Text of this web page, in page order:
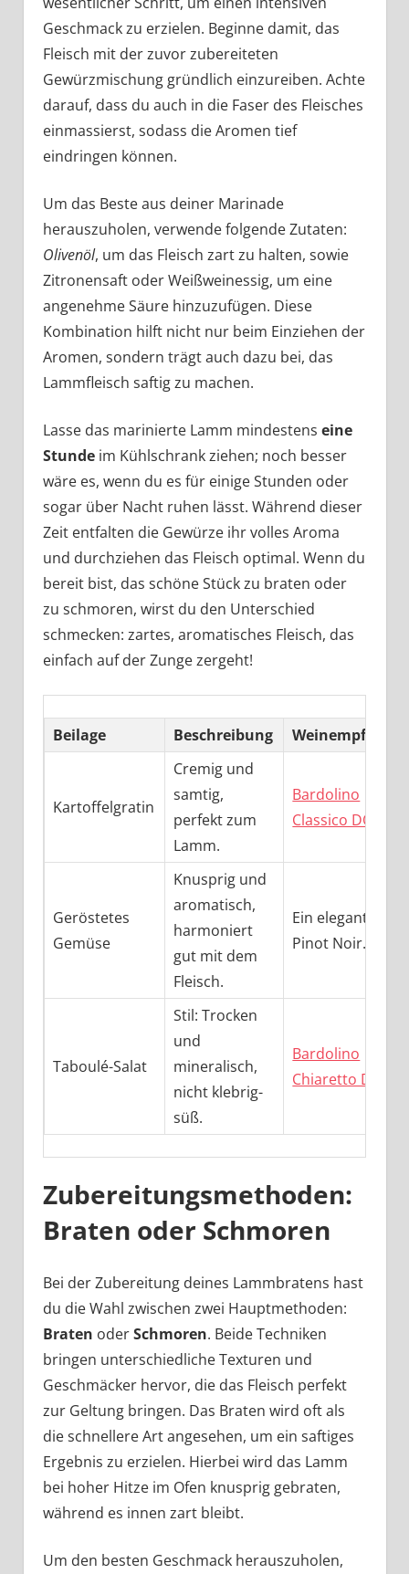
Geschmack zu erzielen. Beginne damit, das
Fleisch mit der zuvor zubereiteten
Gewürzmischung gründlich einzureiben. Achte
darauf, dass du auch in die Faser des Fleisches
einmassierst, sodass die Aromen tief
eindringen können.
Um das Beste aus deiner Marinade
herauszuholen, verwende folgende Zutaten:
Olivenöl, um das Fleisch zart zu halten, sowie
Zitronensaft oder Weißweinessig, um eine
angenehme Säure hinzuzufügen. Diese
Kombination hilft nicht nur beim Einziehen der
Aromen, sondern trägt auch dazu bei, das
Lammfleisch saftig zu machen.
Lasse das marinierte Lamm mindestens eine
Stundeim Kühlschrank ziehen; noch besser
wäre es, wenn du es für einige Stunden oder
sogar über Nacht ruhen lässt. Während dieser
Zeit entfalten die Gewürze ihr volles Aroma
und durchziehen das Fleisch optimal. Wenn du
bereit bist, das schöne Stück zu braten oder
zu schmoren, wirst du den Unterschied
schmecken: zartes, aromatisches Fleisch, das
einfach auf der Zunge zergeht!
Beilage Beschreibung
Kartoffelgratin
Cremig und
samtig,
perfekt zum
Lamm.
Bardolino
Classico DOC
Geröstetes
Gemüse
Knusprig und
aromatisch,
harmoniert
gut mit dem
Fleisch.
Ein eleganter
Pinot Noir.
Taboulé-Salat
Stil: Trocken
und
mineralisch,
nicht klebrig-
süß.
Bardolino
Chiaretto DOC
Zubereitungsmethoden:
Braten oder Schmoren
Bei der Zubereitung deines Lammbratens hast
du die Wahl zwischen zwei Hauptmethoden:
Braten oderSchmoren. Beide Techniken
bringen unterschiedliche Texturen und
Geschmäcker hervor, die das Fleisch perfekt
zur Geltung bringen. Das Braten wird oft als
die schnellere Art angesehen, um ein saftiges
Ergebnis zu erzielen. Hierbei wird das Lamm
bei hoher Hitze im Ofen knusprig gebraten,
während es innen zart bleibt.
Um den besten Geschmack herauszuholen,